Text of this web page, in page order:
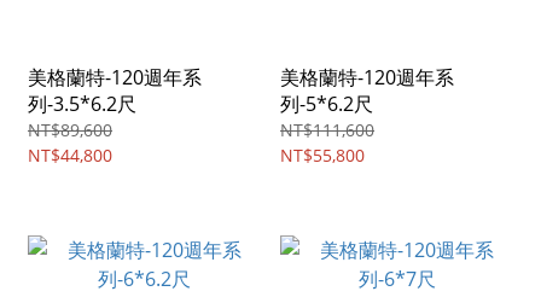
美格蘭特-120週年系
列-3.5*6.2尺
NT$89,600
NT$44,800
美格蘭特-120週年系
列-5*6.2尺
NT$111,600
NT$55,800